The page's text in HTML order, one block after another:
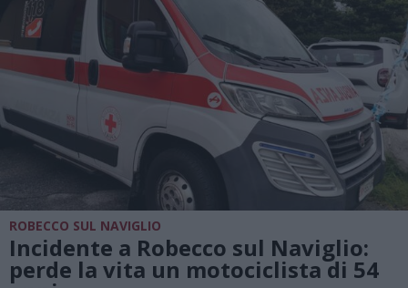
ROBECCO SUL NAVIGLIO
Incidente a Robecco sul Naviglio:
perde la vita un motociclista di 54